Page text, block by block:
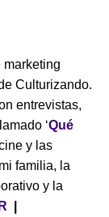
marketing
Culturizando.
entrevistas,
‘Qué
y las
familia, la
y la